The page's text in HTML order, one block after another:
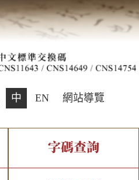
中 EN 網站導覽
字碼查詢